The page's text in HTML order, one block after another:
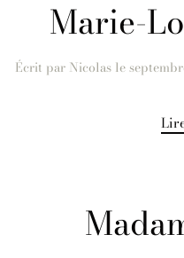
Marie-
Écrit par Nicolasle